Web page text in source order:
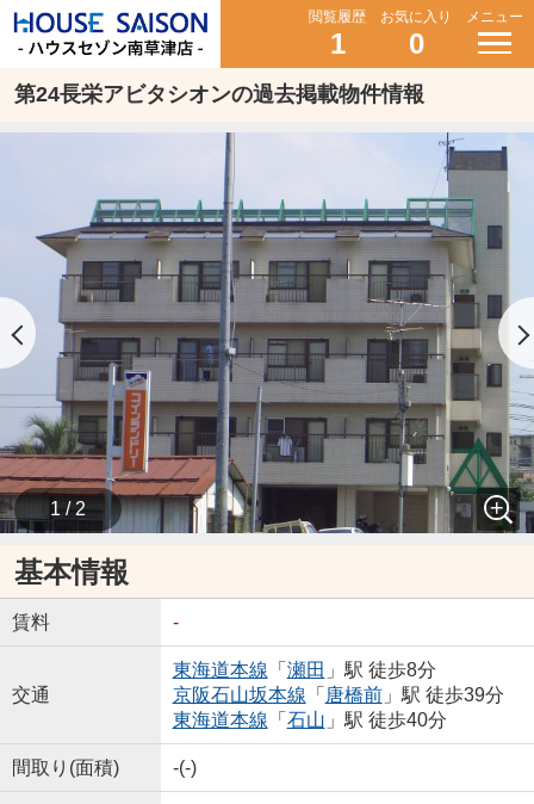
閲覧履歴
1
お気に入り
0
メニュー
第24長栄アビタシオンの過去掲載物件情報
1 / 2
基本情報
賃料 -
交通
東海道本線 「 瀬田 」駅 徒歩8分
京阪石山坂本線 「 唐橋前」駅 徒歩39分
東海道本線 「 石山 」駅 徒歩40分
間取り(面積) -(-)